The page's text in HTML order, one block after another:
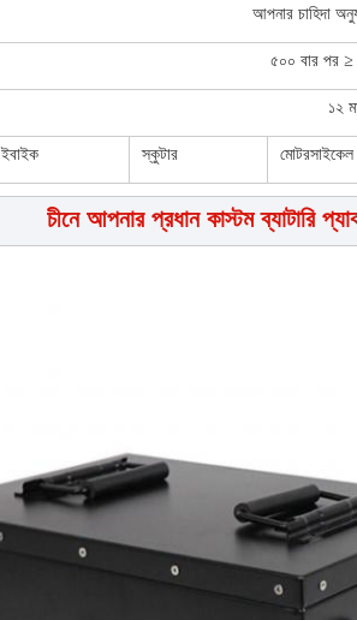
আপনার চাহিদা
৫০০ বার পর ≥
১২
ইবাইক স্কুটার মোটরসাইকেল
চীনে আপনার প্রধান কাস্টম ব্যাটারি